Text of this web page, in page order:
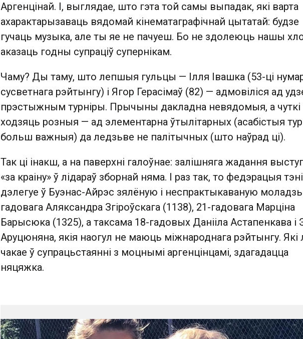
Аргенцінай. І, выглядае, што гэта той самы выпадак, які варта
ахарактарызаваць вядомай кінематаграфічнай цытатай: будзе
гучаць музыка, але ты яе не пачуеш. Бо не здолеюць нашы
аказаць годны супраціў супернікам.
Чаму? Ды таму, што лепшыя гульцы — Ілля Івашка (53-ці
сусветнага рэйтынгу) і Ягор Герасімаў (82) — адмовіліся ад
прэстыжным турніры. Прычыны дакладна невядомыя, а чуткі
ходзяць розныя — ад элементарна ўтылітарных (асабістыя
больш важныя) да ледзьве не палітычных (што наўрад ці).
Так ці інакш, а на паверхні галоўнае: залішняга жадання
«за краіну» ў лідараў зборнай няма. І раз так, то федэрацыя
дэлегуе ў Буэнас-Айрэс зялёную і неспрактыкаваную
гадовага Аляксандра Згіроўскага (1138), 21-гадовага Марціна
Барысюка (1325), а таксама 18-гадовых Данііла Астапенкава і
Аруцюняна, якія наогул не маюць міжнароднага рэйтынгу. Які
чакае ў супрацьстаянні з моцнымі аргенцінцамі, здагадацца
няцяжка.